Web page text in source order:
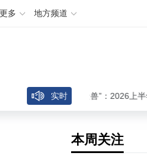
更多 地方频道
实时
AI成“吞金兽”：2026上半年算
本周关注